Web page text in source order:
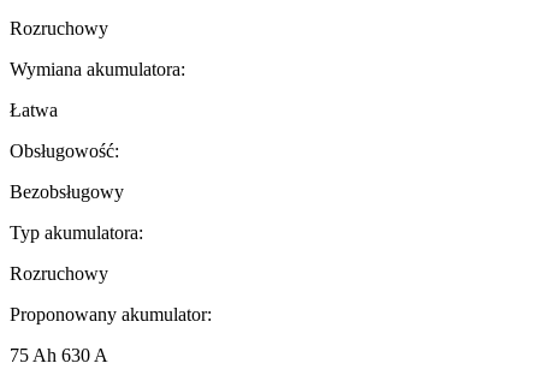
Rozruchowy
Wymiana akumulatora:
Łatwa
Obsługowość:
Bezobsługowy
Typ akumulatora:
Rozruchowy
Proponowany akumulator:
75 Ah 630 A